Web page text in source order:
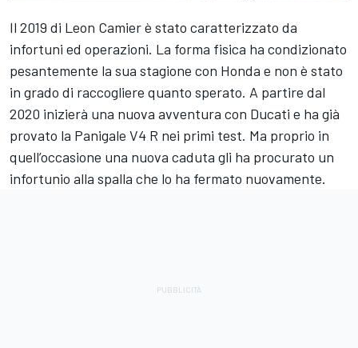
Il 2019 di Leon Camier è stato caratterizzato da
infortuni ed operazioni. La forma fisica ha condizionato
pesantemente la sua stagione con Honda e non è stato
in grado di raccogliere quanto sperato. A partire dal
2020 inizierà una nuova avventura con Ducati e ha già
provato la Panigale V4 R nei primi test. Ma proprio in
quell’occasione una nuova caduta gli ha procurato un
infortunio alla spalla che lo ha fermato nuovamente.